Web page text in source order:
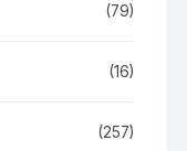
(79)
(16)
(257)